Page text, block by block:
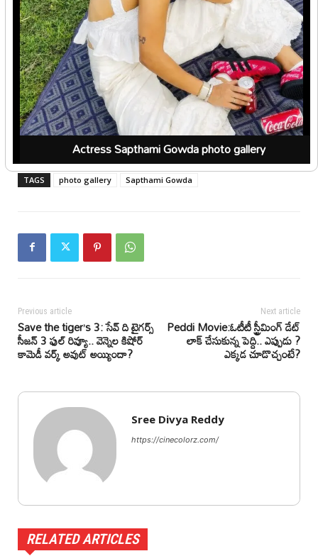
Actress Sapthami Gowda photo gallery
TAGS photo gallery Sapthami Gowda
Previous article
Save the tiger’s 3: సేవ్ ది టైగర్స్
సీజన్ 3 ఫుల్ రివ్యూ.. వెన్నెల కిషోర్
కామెడీ వర్క్ అవుట్ అయ్యిందా?
Next article
Peddi Movie:ఓటీటీ స్ట్రీమింగ్ డేట్
లాక్ చేసుకున్న పెద్ది.. ఎప్పుడు ?
ఎక్కడ చూడొచ్చంటే?
Sree Divya Reddy
https://cinecolorz.com/
RELATED ARTICLES